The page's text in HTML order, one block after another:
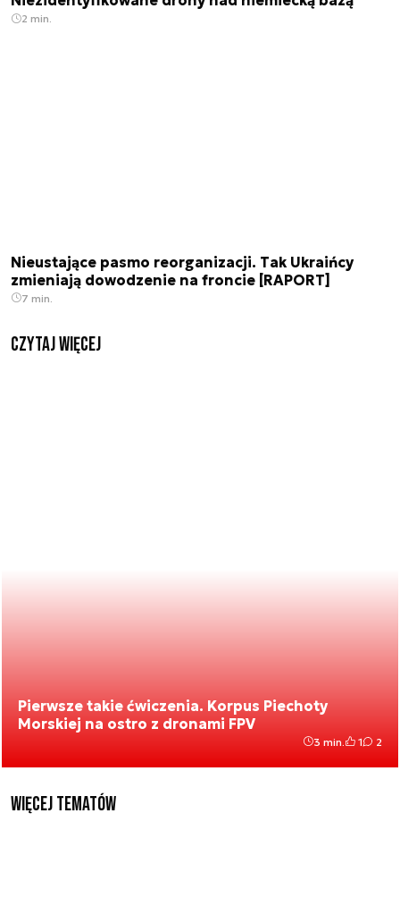
2 min.
Nieustające pasmo reorganizacji. Tak Ukraińcy
zmieniają dowodzenie na froncie [RAPORT]
7 min.
czytaj więcej
Pierwsze takie ćwiczenia. Korpus Piechoty
Morskiej na ostro z dronami FPV
3 min. 1 2
Więcej tematów